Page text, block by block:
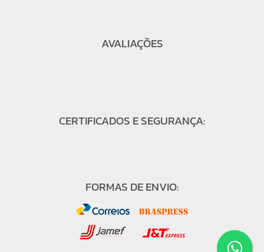
AVALIAÇÕES
CERTIFICADOS E SEGURANÇA:
FORMAS DE ENVIO: